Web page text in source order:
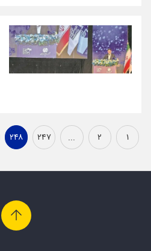
۱ ۲ ... ۲۴۷ ۲۴۸